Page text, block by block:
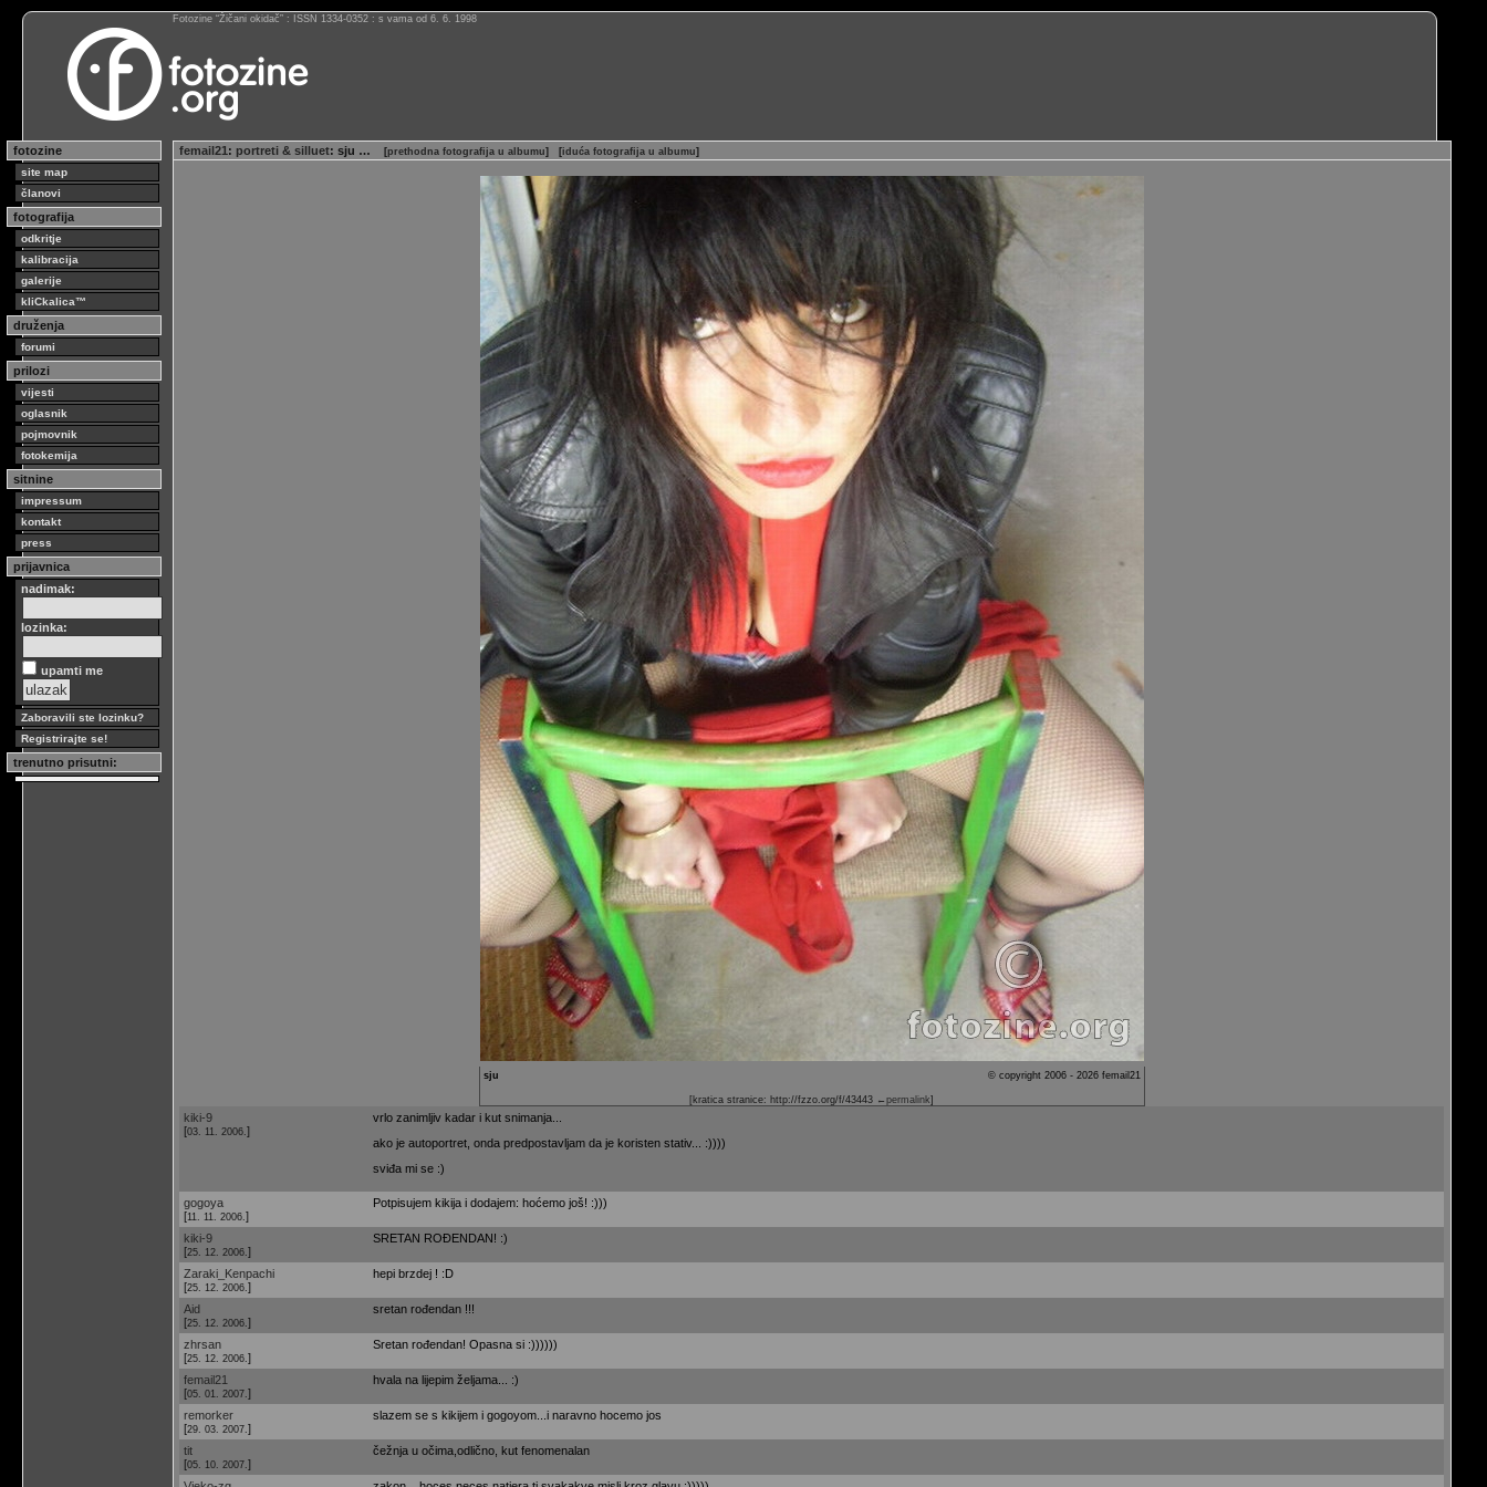
Fotozine “Žičani okidač” : ISSN 1334-0352 : s vama od 6. 6. 1998
fotozine
site map
članovi
fotografija
odkritje
kalibracija
galerije
kliCkalica™
druženja
forumi
prilozi
vijesti
oglasnik
pojmovnik
fotokemija
sitnine
impressum
kontakt
press
prijavnica
nadimak:
lozinka:
upamti me
Zaboravili ste lozinku?
Registrirajte se!
trenutno prisutni:
femail21 : portreti & silluet: sju … [prethodna fotografija u albumu] [iduća fotografija u albumu]
© copyright 2006 - 2026 femail21
sju
[kratica stranice: http://fzzo.org/f/43443 ←permalink]
kiki-9
[03. 11. 2006. ]
vrlo zanimljiv kadar i kut snimanja...
ako je autoportret, onda predpostavljam da je koristen stativ... :))))
sviđa mi se :)
gogoya
[11. 11. 2006. ]
Potpisujem kikija i dodajem: hoćemo još! :)))
kiki-9
[25. 12. 2006. ]
SRETAN ROĐENDAN! :)
Zaraki_Kenpachi
[25. 12. 2006. ]
hepi brzdej ! :D
Aid
[25. 12. 2006. ]
sretan rođendan !!!
zhrsan
[25. 12. 2006. ]
Sretan rođendan! Opasna si :))))))
femail21
[05. 01. 2007. ]
hvala na lijepim željama... :)
remorker
[29. 03. 2007. ]
slazem se s kikijem i gogoyom...i naravno hocemo jos
tit
[05. 10. 2007. ]
čežnja u očima,odlično, kut fenomenalan